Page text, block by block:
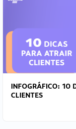
INFOGRÁFICO: 10
CLIENTES